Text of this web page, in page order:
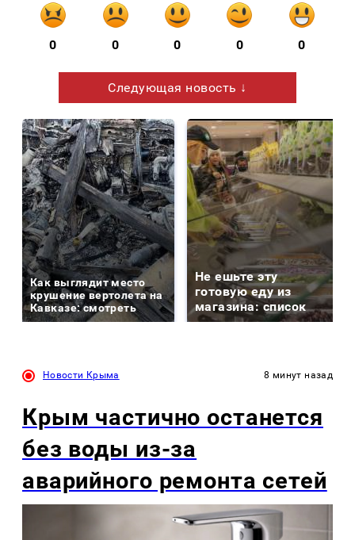
0 0 0 0 0
Следующая новость ↓
Как выглядит место
крушение вертолета на
Кавказе: смотреть
Не ешьте эту
готовую еду из
магазина: список
Новости Крыма 8 минут назад
Крым частично останется
без воды из-за
аварийного ремонта сетей